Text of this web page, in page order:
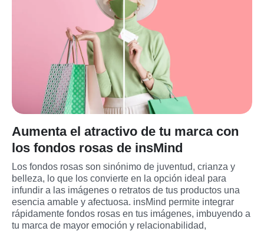
Aumenta el atractivo de tu marca con
los fondos rosas de insMind
Los fondos rosas son sinónimo de juventud, crianza y
belleza, lo que los convierte en la opción ideal para
infundir a las imágenes o retratos de tus productos una
esencia amable y afectuosa. insMind permite integrar
rápidamente fondos rosas en tus imágenes, imbuyendo a
tu marca de mayor emoción y relacionabilidad,